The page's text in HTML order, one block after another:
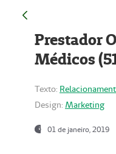
Prestador
Médicos
Texto:
Design: Marketing
01 de janeiro, 2019